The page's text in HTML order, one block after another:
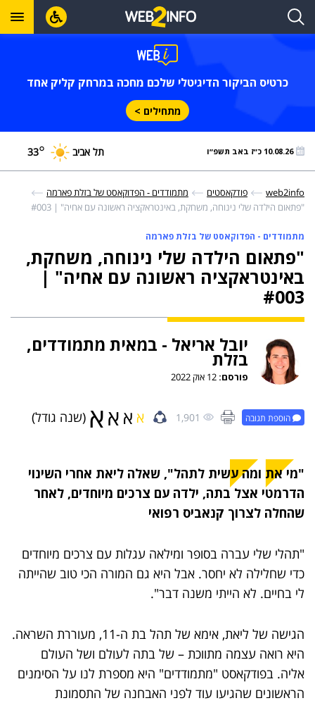
כרטיס הביקור הדיגיטלי שלכם מחכה במרחק קליק אחד
מתחילים >
10.08.26 כ״ז באב תשפ״ו תל אביב 33°
web2info פודקאסטים
מתמודדים - הפדוקאסט של בזלת פארמה
"פתאום הילדה שלי נינוחה, משחקת, באינטראקציה ראשונה עם אחיה" | #003
מתמודדים - הפדוקאסט של בזלת פארמה
"פתאום הילדה שלי נינוחה, משחקת,
באינטראקציה ראשונה עם אחיה" |
#003
יובל אריאל - במאית מתמודדים,
בזלת
פורסם:
הוספת תגובה 1,901 א א אא (שנה גודל)
"מי את ומה עשית לתהל", שאלה ליאת אחרי השינוי
הדרמטי אצל בתה, ילדה עם צרכים מיוחדים, לאחר
שהחלה לצרוך קנאביס רפואי
"תהלי שלי עברה בסופר ומילאה עגלות עם צרכים מיוחדים
כדי שחלילה לא יחסר. אבל היא גם המורה הכי טוב שהייתה
לי בחיים. לא הייתי משנה דבר".
הגישה של ליאת, אימא של תהל בת ה-11, מעוררת השראה.
היא רואה עצמה מתווכת – של בתה לעולם ושל העולם
אליה. בפודקאסט "מתמודדים" היא מספרת לנו על הסימנים
הראשונים שהגיעו עוד לפני האבחנה של התסמונת